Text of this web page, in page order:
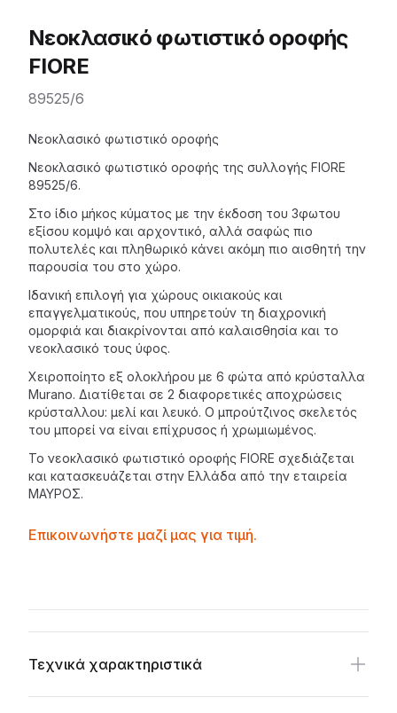
Νεοκλασικό φωτιστικό οροφής
FIORE
89525/6
Description
Νεοκλασικό φωτιστικό οροφής
Νεοκλασικό φωτιστικό οροφής της συλλογής FIORE
89525/6.
Στο ίδιο μήκος κύματος με την έκδοση του 3φωτου
εξίσου κομψό και αρχοντικό, αλλά σαφώς πιο
πολυτελές και πληθωρικό κάνει ακόμη πιο αισθητή την
παρουσία του στο χώρο.
Ιδανική επιλογή για χώρους οικιακούς και
επαγγελματικούς, που υπηρετούν τη διαχρονική
ομορφιά και διακρίνονται από καλαισθησία και το
νεοκλασικό τους ύφος.
Χειροποίητο εξ ολοκλήρου με 6 φώτα από κρύσταλλα
Murano. Διατίθεται σε 2 διαφορετικές αποχρώσεις
κρύσταλλου: μελί και λευκό. Ο μπρούτζινος σκελετός
του μπορεί να είναι επίχρυσος ή χρωμιωμένος.
Το νεοκλασικό φωτιστικό οροφής FIORE σχεδιάζεται
και κατασκευάζεται στην Ελλάδα από την εταιρεία
ΜΑΥΡΟΣ.
Contactprice
Επικοινωνήστε μαζί μας για τιμή.
Τεχνικά χαρακτηριστικά